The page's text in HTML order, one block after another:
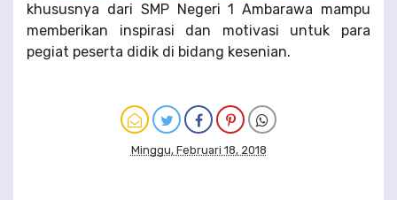
khususnya dari SMP Negeri 1 Ambarawa mampu
memberikan inspirasi dan motivasi untuk para
pegiat peserta didik di bidang kesenian.
Minggu, Februari 18, 2018